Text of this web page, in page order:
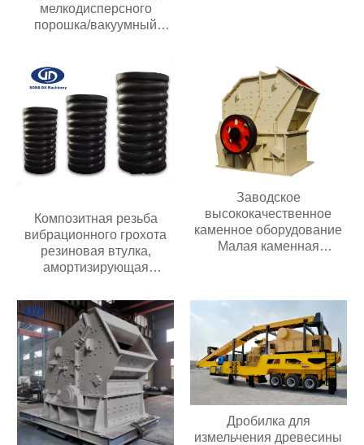
мелкодисперсного
порошка/вакуумный
Композитная резьба
вибрационного грохота
резиновая втулка,
амортизирующая
Заводское
высококачественное
каменное оборудование
Малая каменная
дробилка
Дробилка для
измельчения древесины